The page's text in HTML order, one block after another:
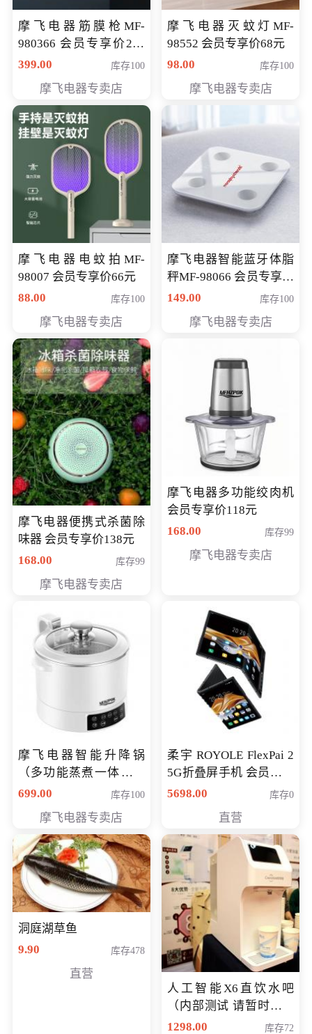
摩飞电器筋膜枪MF-
980366 会员专享价299
元
399.00 库存100
摩飞电器专卖店
摩飞电器灭蚊灯MF-
98552 会员专享价68元
98.00
库存100
摩飞电器专卖店
摩飞电器电蚊拍MF-
98007 会员专享价66元
88.00
库存100
摩飞电器专卖店
摩飞电器智能蓝牙体脂
秤MF-98066 会员专享价
98元
149.00 库存100
摩飞电器专卖店
摩飞电器便携式杀菌除
味器 会员专享价138元
168.00
库存99
摩飞电器专卖店
摩飞电器多功能绞肉机
会员专享价118元
168.00
库存99
摩飞电器专卖店
摩飞电器智能升降锅
（多功能蒸煮一体锅）
（智能升降养生锅） 会
699.00 库存100
摩飞电器专卖店
柔宇 ROYOLE FlexPai 2
5G折叠屏手机 会员专享
购买价格 4998元
5698.00 库存0
直营
洞庭湖草鱼
9.90
库存478
直营
人工智能X6直饮水吧
（内部测试 请暂时不要
购买）
1298.00 库存72